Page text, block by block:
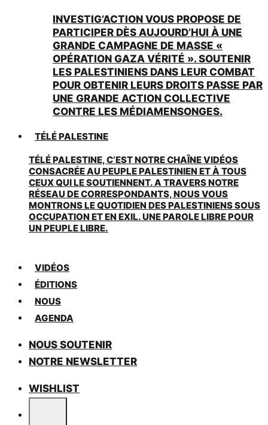
INVESTIG’ACTION VOUS PROPOSE DE
PARTICIPER DÈS AUJOURD’HUI À UNE
GRANDE CAMPAGNE DE MASSE «
OPÉRATION GAZA VÉRITÉ ». SOUTENIR
LES PALESTINIENS DANS LEUR COMBAT
POUR OBTENIR LEURS DROITS PASSE PAR
UNE GRANDE ACTION COLLECTIVE
CONTRE LES MÉDIAMENSONGES.
TÉLÉ PALESTINE
TÉLÉ PALESTINE, C’EST NOTRE CHAÎNE VIDÉOS
CONSACRÉE AU PEUPLE PALESTINIEN ET À TOUS
CEUX QUI LE SOUTIENNENT. A TRAVERS NOTRE
RÉSEAU DE CORRESPONDANTS, NOUS VOUS
MONTRONS LE QUOTIDIEN DES PALESTINIENS SOUS
OCCUPATION ET EN EXIL. UNE PAROLE LIBRE POUR
UN PEUPLE LIBRE.
VIDÉOS
ÉDITIONS
NOUS
AGENDA
NOUS SOUTENIR
NOTRE NEWSLETTER
WISHLIST